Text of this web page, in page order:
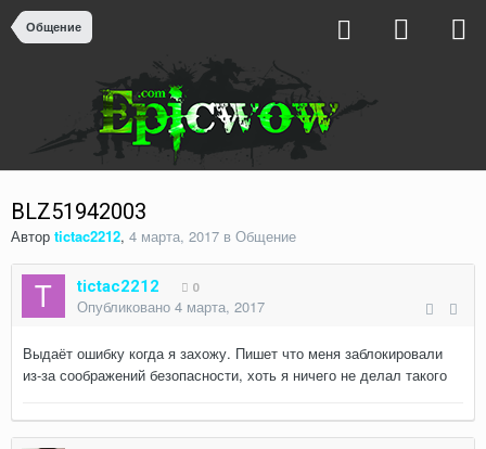
Общение
BLZ51942003
Автор tictac2212, 4 марта, 2017 в Общение
tictac2212 0
Опубликовано 4 марта, 2017
Выдаёт ошибку когда я захожу. Пишет что меня заблокировали
из-за соображений безопасности, хоть я ничего не делал такого